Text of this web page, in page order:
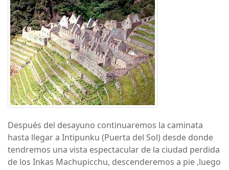
Después del desayuno continuaremos la caminata
hasta llegar a Intipunku (Puerta del Sol) desde donde
tendremos una vista espectacular de la ciudad perdida
de los Inkas Machupicchu, descenderemos a pie ,luego